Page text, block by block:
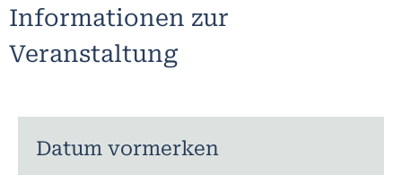
Informationen zur
Veranstaltung
Datum vormerken